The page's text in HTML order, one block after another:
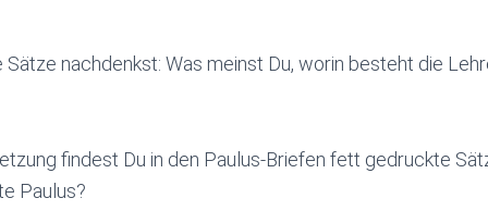
Sätze nachdenkst: Was meinst Du, worin besteht die
findest Du in den Paulus-Briefen fett gedruckte
Paulus?